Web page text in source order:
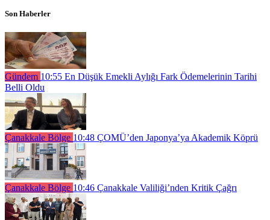
Son Haberler
Gündem 10:55 En Düşük Emekli Aylığı Fark Ödemelerinin Tarihi
Belli Oldu
Çanakkale Bölge 10:48 ÇOMÜ’den Japonya’ya Akademik Köprü
Çanakkale Bölge 10:46 Çanakkale Valiliği’nden Kritik Çağrı